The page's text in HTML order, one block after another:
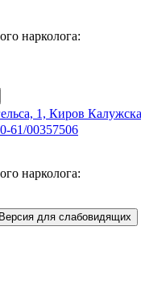
нарколога:
1, Киров
61/00357506
нарколога:
Версия для слабовидящих